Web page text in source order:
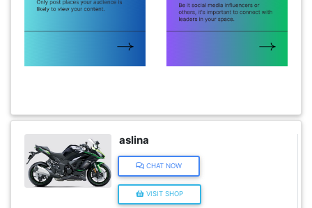
aslina
CHAT NOW
VISIT SHOP
SUKAN/HOBI(2)
RUMAH
BARANG
PERIBADI(4)